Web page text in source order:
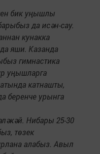
бик уңышлы
да исән-сау.
кунакка
яши. Казанда
гимнастика
уңышларга
катнашты,
беренче урынга
Нибары 25-30
төзек
алабыз. Авыл